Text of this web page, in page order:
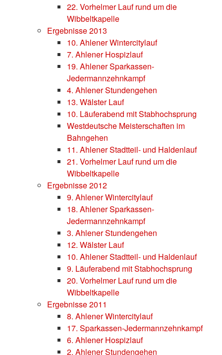
22. Vorhelmer Lauf rund um die
Wibbeltkapelle
Ergebnisse 2013
10. Ahlener Wintercitylauf
7. Ahlener Hospizlauf
19. Ahlener Sparkassen-
Jedermannzehnkampf
4. Ahlener Stundengehen
13. Wälster Lauf
10. Läuferabend mit Stabhochsprung
Westdeutsche Meisterschaften im
Bahngehen
11. Ahlener Stadtteil- und Haldenlauf
21. Vorhelmer Lauf rund um die
Wibbeltkapelle
Ergebnisse 2012
9. Ahlener Wintercitylauf
18. Ahlener Sparkassen-
Jedermannzehnkampf
3. Ahlener Stundengehen
12. Wälster Lauf
10. Ahlener Stadtteil- und Haldenlauf
9. Läuferabend mit Stabhochsprung
20. Vorhelmer Lauf rund um die
Wibbeltkapelle
Ergebnisse 2011
8. Ahlener Wintercitylauf
17. Sparkassen-Jedermannzehnkampf
6. Ahlener Hospizlauf
2. Ahlener Stundengehen